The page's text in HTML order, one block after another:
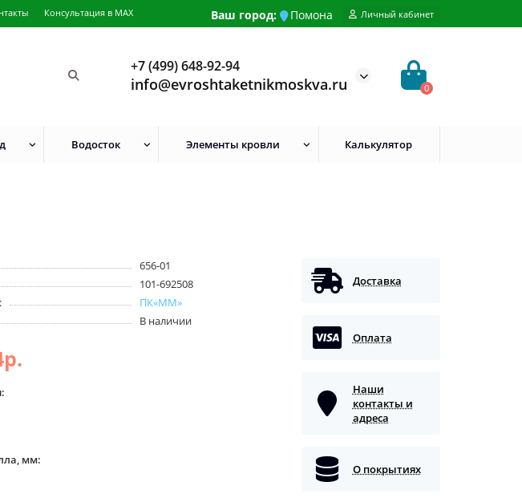
Консультация в MAX Ваш город: Помона Личный кабинет
+7 (499) 648-92-94
info@evroshtaketnikmoskva.ru 0
Водосток Элементы кровли Калькулятор
656-01
101-692508
ПК«ММ»
В наличии
мм:
Доставка
Оплата
Наши
контакты и
адреса
О покрытиях